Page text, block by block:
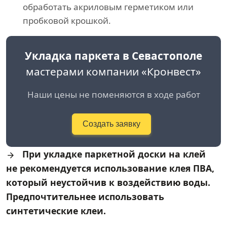
обработать акриловым герметиком или
пробковой крошкой.
Укладка паркета в Севастополе
мастерами компании «Кронвест»
Наши цены не поменяются в ходе работ
Создать заявку
При укладке паркетной доски на клей
не рекомендуется использование клея ПВА,
который неустойчив к воздействию воды.
Предпочтительнее использовать
синтетические клеи.